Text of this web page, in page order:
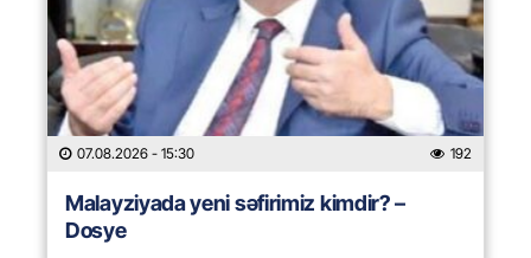
07.08.2026 - 15:30 192
Malayziyada yeni səfirimiz kimdir? –
Dosye